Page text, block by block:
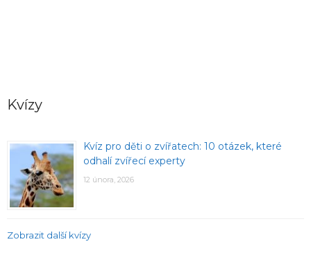
Kvízy
Kvíz pro děti o zvířatech: 10 otázek, které
odhalí zvířecí experty
12 února, 2026
Zobrazit další kvízy